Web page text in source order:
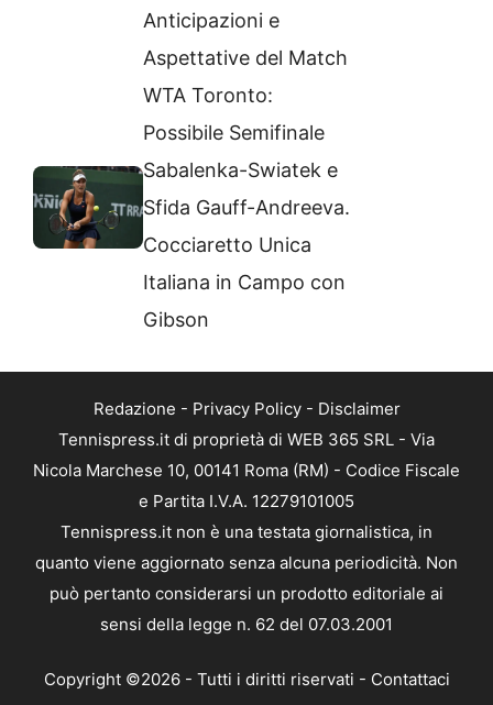
Anticipazioni e
Aspettative del Match
WTA Toronto:
Possibile Semifinale
Sabalenka-Swiatek e
Sfida Gauff-Andreeva.
Cocciaretto Unica
Italiana in Campo con
Gibson
Redazione - Privacy Policy- Disclaimer
Tennispress.it di proprietà di WEB 365 SRL - Via
Nicola Marchese 10, 00141 Roma (RM) - Codice Fiscale
e Partita I.V.A. 12279101005
Tennispress.it non è una testata giornalistica, in
quanto viene aggiornato senza alcuna periodicità. Non
può pertanto considerarsi un prodotto editoriale ai
sensi della legge n. 62 del 07.03.2001
Copyright ©2026 - Tutti i diritti riservati - Contattaci